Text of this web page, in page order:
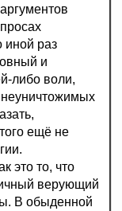
иной раз
и
либо воли,
неуничтожимых
ещё не
это то, что
верующий
В обыденной